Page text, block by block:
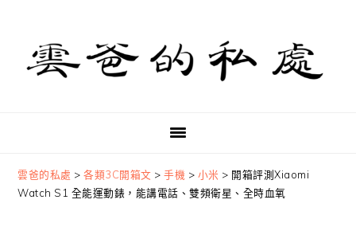
primary
navigation
content
primary
sidebar
雲爸的私處 >各類3C開箱文 >手機 > 小米 > 開箱評測Xiaomi
Watch S1 全能運動錶，能講電話、雙頻衛星、全時血氧